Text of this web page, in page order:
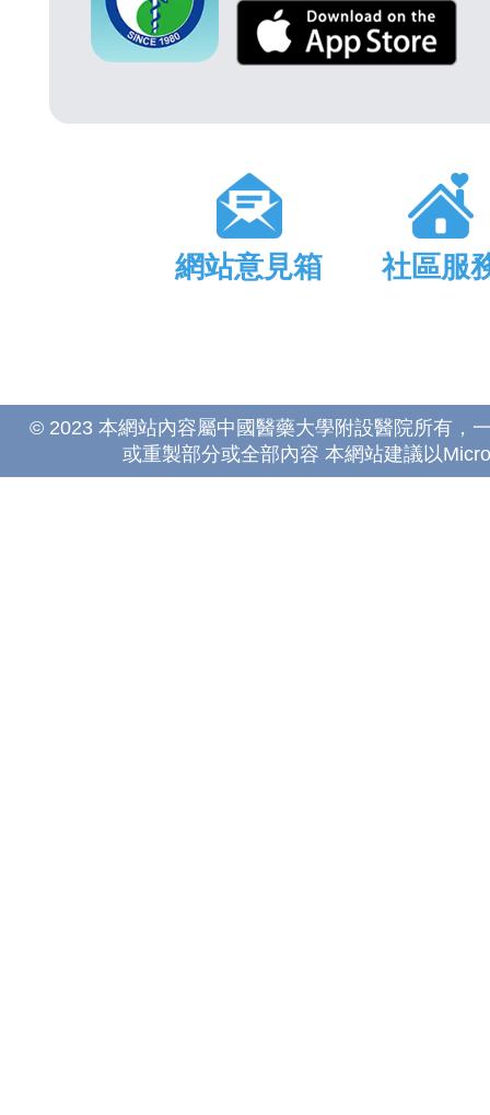
網站意見箱 社區服
© 2023 本網站內容屬中國醫藥大學附設醫院所有，
或重製部分或全部內容 本網站建議以